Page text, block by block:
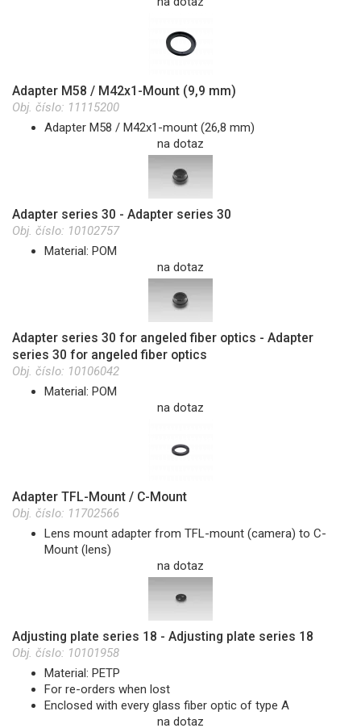
Adapter M58 / M42x1-Mount (9,9 mm)
Obj. číslo: 11115200
Adapter M58 / M42x1-mount (26,8 mm)
na dotaz
Adapter series 30 - Adapter series 30
Obj. číslo: 10102757
Material: POM
na dotaz
Adapter series 30 for angeled fiber optics - Adapter
series 30 for angeled fiber optics
Obj. číslo: 10106042
Material: POM
na dotaz
Adapter TFL-Mount / C-Mount
Obj. číslo: 11702566
Lens mount adapter from TFL-mount (camera) to C-
Mount (lens)
na dotaz
Adjusting plate series 18 - Adjusting plate series 18
Obj. číslo: 10101958
Material: PETP
For re-orders when lost
Enclosed with every glass fiber optic of type A
na dotaz